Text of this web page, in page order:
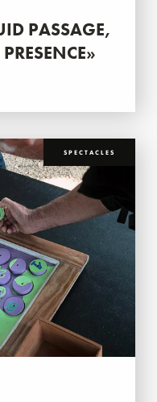
PASSAGE,
SPECTACLES